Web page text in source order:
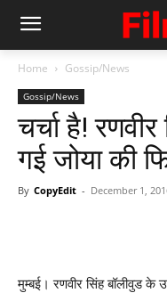
Home Gossip/News
Gossip/News
चर्चा है!
गई जोया की
By CopyEdit - December 1,
मुम्‍बई। रणवीर सिंह बॉलीवुड के